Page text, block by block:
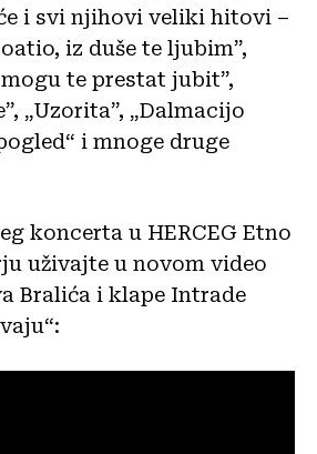
i svi njihovi veliki hitovi –
iz duše te ljubim”,
mogu te prestat jubit”,
„Uzorita”, „Dalmacijo
i mnoge druge
koncerta u HERCEG Etno
uživajte u novom video
Bralića i klape Intrade